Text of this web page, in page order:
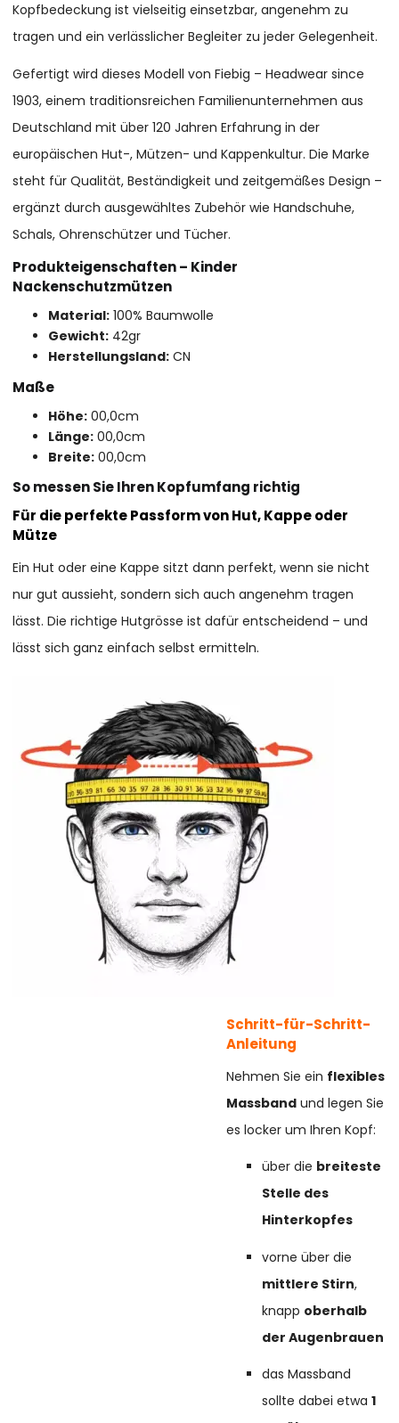
Kopfbedeckung ist vielseitig einsetzbar, angenehm zu
tragen und ein verlässlicher Begleiter zu jeder Gelegenheit.
Gefertigt wird dieses Modell von Fiebig – Headwear since
1903, einem traditionsreichen Familienunternehmen aus
Deutschland mit über 120 Jahren Erfahrung in der
europäischen Hut-, Mützen- und Kappenkultur. Die Marke
steht für Qualität, Beständigkeit und zeitgemäßes Design –
ergänzt durch ausgewähltes Zubehör wie Handschuhe,
Schals, Ohrenschützer und Tücher.
Produkteigenschaften – Kinder
Nackenschutzmützen
Material: 100% Baumwolle
Gewicht: 42gr
Herstellungsland: CN
Maße
Höhe: 00,0cm
Länge: 00,0cm
Breite: 00,0cm
So messen Sie Ihren Kopfumfang richtig
Für die perfekte Passform von Hut, Kappe oder
Mütze
Ein Hut oder eine Kappe sitzt dann perfekt, wenn sie nicht
nur gut aussieht, sondern sich auch angenehm tragen
lässt. Die richtige Hutgrösse ist dafür entscheidend – und
lässt sich ganz einfach selbst ermitteln.
Schritt-für-Schritt-
Anleitung
Nehmen Sie ein flexibles
Massband und legen Sie
es locker um Ihren Kopf:
über die breiteste
Stelle des
Hinterkopfes
vorne über die
mittlere Stirn,
knapp oberhalb
der Augenbrauen
das Massband
sollte dabei etwa1